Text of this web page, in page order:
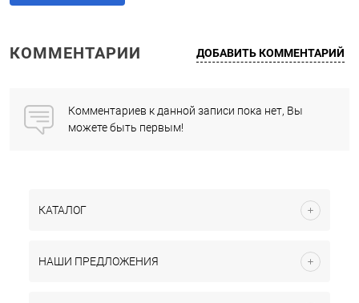
КОММЕНТАРИИ ДОБАВИТЬ КОММЕНТАРИЙ
Комментариев к данной записи пока нет, Вы
можете быть первым!
КАТАЛОГ
НАШИ ПРЕДЛОЖЕНИЯ